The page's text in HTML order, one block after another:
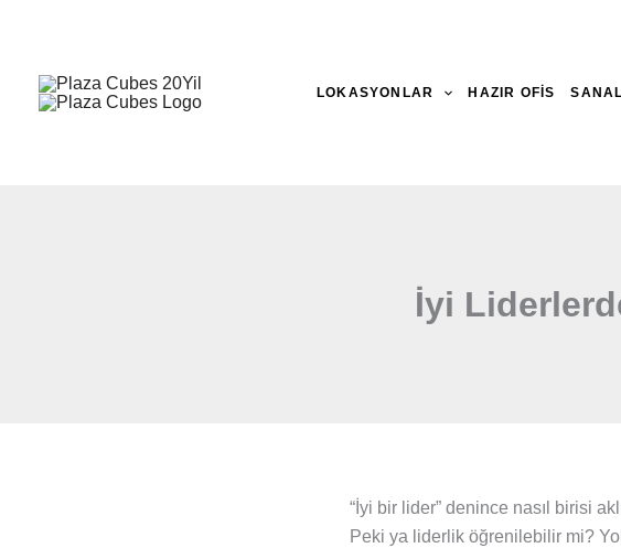
LOKASYONLAR HAZIR OFİS
İyi
“İyi bir lider” denince nasıl birisi
Peki ya liderlik öğrenilebilir mi?